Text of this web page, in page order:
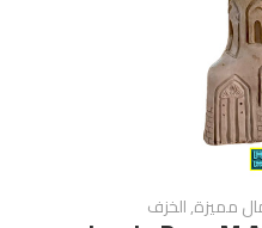
مميزة,الخزف